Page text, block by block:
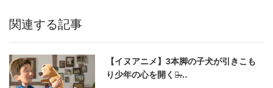
関連する記事
【イヌアニメ】3本脚の子犬が引きこも
り少年の心を開く〜̶…